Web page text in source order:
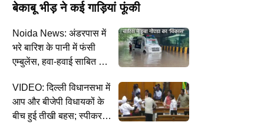
बेकाबू भीड़ ने कई गाड़ियां फूंकी
Noida News: अंडरपास में
भरे बारिश के पानी में फंसी
एम्बुलेंस, हवा-हवाई साबित हुए
VIDEO: दिल्ली विधानसभा में
आप और बीजेपी विधायकों के
बीच हुई तीखी बहस; स्पीकर